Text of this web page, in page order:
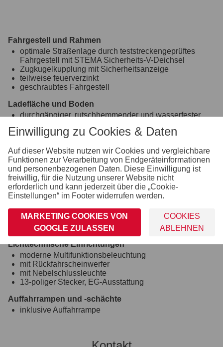
Fahrgestell und Rahmen
optimale Straßenlage durch teststreckengeprüftes
Fahrgestell mit STEMA Sicherheits-V-Deichsel
Zugkugelkupplung mit Sicherheitsanzeige
teilweise feuerverzinkt
geschraubtes Fahrgestell
Ladefläche und Boden
durchgängiger, rutschhemmender und wasserfester
12 mm stark
Räder und Achsen
robuste Gummifederachse
wartungsfreie Kompaktradlager
stoßfeste Kunststoffkotflügel
Unterlegkeile inkl. Halterung montiert
Verzurr- und Sicherungsmöglichkeiten
4 versenkte Verzurrbügel, auf der Ladefläche im
Rahmen integriert
6 Ringmuttern auf der Ladefläche im Rahmen integriert
Lichttechnische Einrichtungen
moderne Multifunktionsbeleuchtung
mit Rückfahrscheinwerfer
mit Nebelschlussleuchte
13-poliger Stecker, EG-Ausstattung
Auffahrrampen und -schächte
inklusive Auffahrrampe
Einwilligung zu Cookies & Daten
Auf dieser Website nutzen wir Cookies und vergleichbare
Funktionen zur Verarbeitung von Endgeräteinformationen
und personenbezogenen Daten. Diese Einwilligung ist
freiwillig, für die Nutzung unserer Website nicht
erforderlich und kann jederzeit über die „Cookie-
Einstellungen“ im Footer widerrufen werden.
MARKETING COOKIES VON
GOOGLE ZULASSEN
COOKIES
ABLEHNEN